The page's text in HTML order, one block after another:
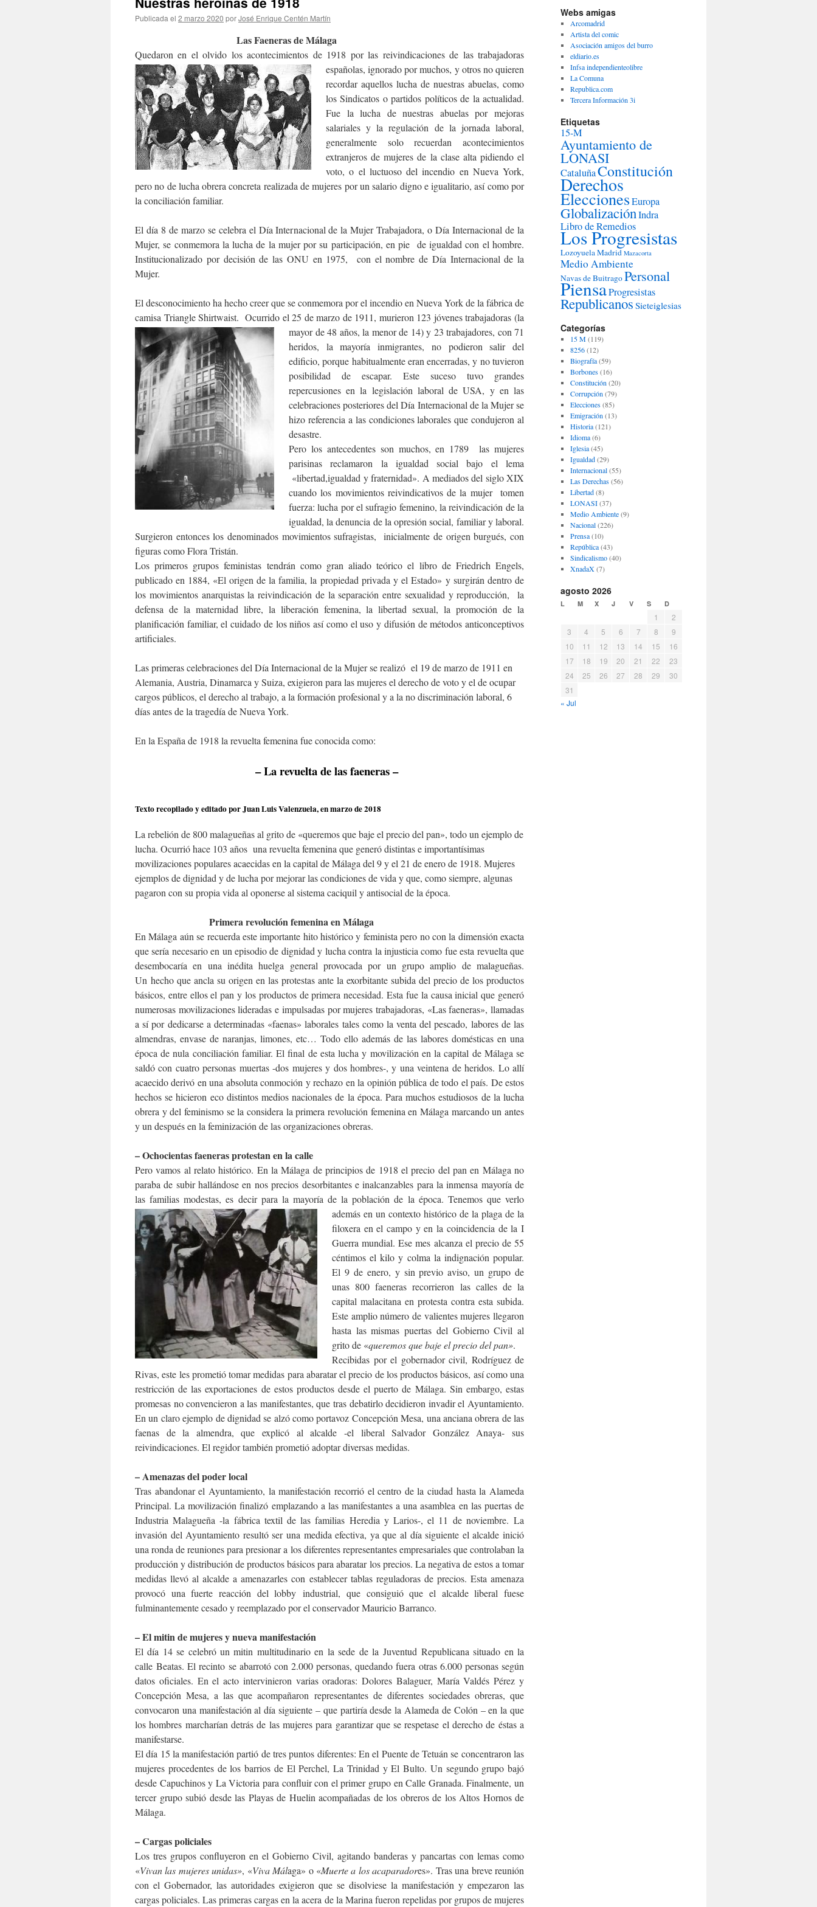
Publicada el 2 marzo 2020 porJosé Enrique Centén Martín
Las Faeneras de Málaga
Quedaron en el olvido los acontecimientos de 1918 por las reivindicaciones de las trabajadoras
españolas, ignorado por muchos, y otros no quieren
recordar aquellos lucha de nuestras abuelas, como
los Sindicatos o partidos políticos de la actualidad.
Fue la lucha de nuestras abuelas por mejoras
salariales y la regulación de la jornada laboral,
generalmente solo recuerdan acontecimientos
extranjeros de mujeres de la clase alta pidiendo el
voto, o el luctuoso del incendio en Nueva York,
pero no de lucha obrera concreta realizada de mujeres por un salario digno e igualitario, así como por
la conciliación familiar.
El día 8 de marzo se celebra el Día Internacional de la Mujer Trabajadora, o Día Internacional de la
Mujer, se conmemora la lucha de la mujer por su participación, en pie de igualdad con el hombre.
Institucionalizado por decisión de las ONU en 1975, con el nombre de Día Internacional de la
Mujer.
El desconocimiento ha hecho creer que se conmemora por el incendio en Nueva York de la fábrica de
camisa Triangle Shirtwaist. Ocurrido el 25 de marzo de 1911, murieron 123 jóvenes trabajadoras (la
mayor de 48 años, la menor de 14) y 23 trabajadores, con 71
heridos, la mayoría inmigrantes, no podieron salir del
edificio, porque habitualmente eran encerradas, y no tuvieron
posibilidad de escapar. Este suceso tuvo grandes
repercusiones en la legislación laboral de USA, y en las
celebraciones posteriores del Día Internacional de la Mujer se
hizo referencia a las condiciones laborales que condujeron al
desastre.
Pero los antecedentes son muchos, en 1789 las mujeres
parisinas reclamaron la igualdad social bajo el lema
«libertad,igualdad y fraternidad». A mediados del siglo XIX
cuando los movimientos reivindicativos de la mujer tomen
fuerza: lucha por el sufragio femenino, la reivindicación de la
igualdad, la denuncia de la opresión social, familiar y laboral.
Surgieron entonces los denominados movimientos sufragistas,
inicialmente de origen burgués, con
figuras como Flora Tristán.
Los primeros grupos feministas tendrán como gran aliado teórico el libro de Friedrich Engels,
publicado en 1884, «El origen de la familia, la propiedad privada y el Estado» y surgirán dentro de
los movimientos anarquistas la reivindicación de la separación entre sexualidad y reproducción, la
defensa de la maternidad libre, la liberación femenina, la libertad sexual, la promoción de la
planificación familiar, el cuidado de los niños así como el uso y difusión de métodos anticonceptivos
artificiales.
Las primeras celebraciones del Día Internacional de la Mujer se realizó el 19 de marzo de 1911 en
Alemania, Austria, Dinamarca y Suiza, exigieron para las mujeres el derecho de voto y el de ocupar
cargos públicos, el derecho al trabajo, a la formación profesional y a la no discriminación laboral, 6
días antes de la tragedía de Nueva York.
En la España de 1918 la revuelta femenina fue conocida como:
– La revuelta de las faeneras –
Texto recopilado y editado por Juan Luis Valenzuela, en marzo de 2018
La rebelión de 800 malagueñas al grito de «queremos que baje el precio del pan», todo un ejemplo de
lucha. Ocurrió hace 103 años una revuelta femenina que generó distintas e importantísimas
movilizaciones populares acaecidas en la capital de Málaga del 9 y el 21 de enero de 1918. Mujeres
ejemplos de dignidad y de lucha por mejorar las condiciones de vida y que, como siempre, algunas
pagaron con su propia vida al oponerse al sistema caciquil y antisocial de la época.
Primera revolución femenina en Málaga
En Málaga aún se recuerda este importante hito histórico y feminista pero no con la dimensión exacta
que sería necesario en un episodio de dignidad y lucha contra la injusticia como fue esta revuelta que
desembocaría en una inédita huelga general provocada por un grupo amplio de malagueñas.
Un hecho que ancla su origen en las protestas ante la exorbitante subida del precio de los productos
básicos, entre ellos el pan y los productos de primera necesidad. Esta fue la causa inicial que generó
numerosas movilizaciones lideradas e impulsadas por mujeres trabajadoras, «Las faeneras», llamadas
a sí por dedicarse a determinadas «faenas» laborales tales como la venta del pescado, labores de las
almendras, envase de naranjas, limones, etc… Todo ello además de las labores domésticas en una
época de nula conciliación familiar. El final de esta lucha y movilización en la capital de Málaga se
saldó con cuatro personas muertas -dos mujeres y dos hombres-, y una veintena de heridos. Lo allí
acaecido derivó en una absoluta conmoción y rechazo en la opinión pública de todo el país. De estos
hechos se hicieron eco distintos medios nacionales de la época​. Para muchos estudiosos de la lucha
obrera y del feminismo se la considera la primera revolución femenina en Málaga marcando un antes
y un después en la feminización de las organizaciones obreras.
– Ochocientas faeneras protestan en la calle
Pero vamos al relato histórico. En la Málaga de principios de 1918 el precio del pan en Málaga no
paraba de subir hallándose en nos precios desorbitantes e inalcanzables para la inmensa mayoría de
las familias modestas, es decir para la mayoría de la población de la época. Tenemos que verlo
además en un contexto histórico de la plaga de la
filoxera en el campo y en la coincidencia de la I
Guerra mundial. Ese mes alcanza el precio de 55
céntimos el kilo y colma la indignación popular.
El 9 de enero, y sin previo aviso, un grupo de
unas 800 faeneras recorrieron las calles de la
capital malacitana en protesta contra esta subida.
Este amplio número de valientes mujeres llegaron
hasta las mismas puertas del Gobierno Civil al
grito de «queremos que baje el precio del pan».
Recibidas por el gobernador civil, Rodríguez de
Rivas, este les prometió tomar medidas para abaratar el precio de los productos básicos, así como una
restricción de las exportaciones de estos productos desde el puerto de Málaga. Sin embargo, estas
promesas no convencieron a las manifestantes, que tras debatirlo decidieron invadir el Ayuntamiento.
En un claro ejemplo de dignidad se alzó como portavoz Concepción Mesa, una anciana obrera de las
faenas de la almendra, que explicó al alcalde -el liberal Salvador González Anaya- sus
reivindicaciones. El regidor también prometió adoptar diversas medidas.
– Amenazas del poder local
Tras abandonar el Ayuntamiento, la manifestación recorrió el centro de la ciudad hasta la Alameda
Principal. La movilización finalizó emplazando a las manifestantes a una asamblea en las puertas de
Industria Malagueña -la fábrica textil de las familias Heredia y Larios-, el 11 de noviembre. La
invasión del Ayuntamiento resultó ser una medida efectiva, ya que al día siguiente el alcalde inició
una ronda de reuniones para presionar a los diferentes representantes empresariales que controlaban la
producción y distribución de productos básicos para abaratar los precios. La negativa de estos a tomar
medidas llevó al alcalde a amenazarles con establecer tablas reguladoras de precios. Esta amenaza
provocó una fuerte reacción del lobby industrial, que consiguió que el alcalde liberal fuese
fulminantemente cesado y reemplazado por el conservador Mauricio Barranco.
– El mitin de mujeres y nueva manifestación
El día 14 se celebró un mitin multitudinario en la sede de la Juventud Republicana situado en la
calle Beatas. El recinto se abarrotó con 2.000 personas, quedando fuera otras 6.000 personas según
datos oficiales. En el acto intervinieron varias oradoras: Dolores Balaguer, María Valdés Pérez y
Concepción Mesa, a las que acompañaron representantes de diferentes sociedades obreras, que
convocaron una manifestación al día siguiente – que partiría desde la Alameda de Colón – en la que
los hombres marcharían detrás de las mujeres para garantizar que se respetase el derecho de éstas a
manifestarse.
El día 15 la manifestación partió de tres puntos diferentes: En el Puente de Tetuán se concentraron las
mujeres procedentes de los barrios de El Perchel, La Trinidad y El Bulto. Un segundo grupo bajó
desde Capuchinos y La Victoria para confluir con el primer grupo en Calle Granada. Finalmente, un
tercer grupo subió desde las Playas de Huelin acompañadas de los obreros de los Altos Hornos de
Málaga.
– Cargas policiales
Los tres grupos confluyeron en el Gobierno Civil, agitando banderas y pancartas con lemas como
«Vivan las mujeres unidas», «Viva Málaga» o «Muerte a los acaparadores». Tras una breve reunión
con el Gobernador, las autoridades exigieron que se disolviese la manifestación y empezaron las
cargas policiales. Las primeras cargas en la acera de la Marina fueron repelidas por grupos de mujeres
Webs amigas
Arcomadrid
Artista del comic
Asociación amigos del burro
eldiario.es
Infsa independienteolibre
La Comuna
Republica.com
Tercera Información 3i
Etiquetas
15-M
Ayuntamiento de
LONASI
CataluñaConstitución
Derechos
EleccionesEuropa
GlobalizaciónIndra
Libro de Remedios
Los Progresistas
LozoyuelaMadrid Mazacorta
Medio Ambiente
Navas de BuitragoPersonal
PiensaProgresistas
Republicanos Sieteiglesias
Categorías
15 M(119)
8256(12)
Biografía(59)
Borbones(16)
Constitución (20)
Corrupción (79)
Elecciones(85)
Emigración (13)
Historia(121)
Idioma(6)
Iglesia(45)
Igualdad(29)
Internacional(55)
Las Derechas(56)
Libertad(8)
LONASI(37)
Medio Ambiente(9)
Nacional(226)
Prensa(10)
República(43)
Sindicalismo(40)
XnadaX(7)
agosto 2026
L M X J V S D
1
2
3
4 5 6 7 8
9
10
11 12 13 14 15
16
17
18 19 20 21 22
23
24
25 26 27 28 29
30
31
« Jul